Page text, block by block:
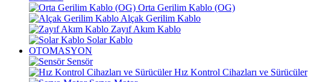
Orta Gerilim Kablo (OG)
Alçak Gerilim Kablo
Zayıf Akım Kablo
Solar Kablo
OTOMASYON
Sensör
Hız Kontrol Cihazları ve Sürücüler